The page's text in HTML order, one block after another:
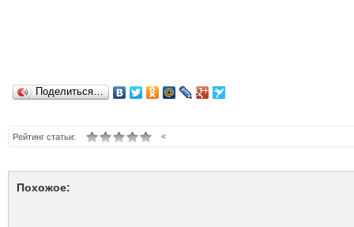
Поделиться…
<
Рейтинг статьи:
Похожое: